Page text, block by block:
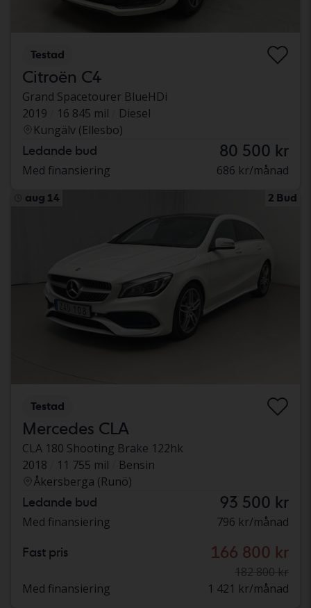
Testad
Citroën C4
Grand Spacetourer BlueHDi
2019
16 845 mil
Diesel
Kungälv (Ellesbo)
Ledande bud 80 500 kr
Med finansiering 686 kr/månad
aug 14 2 Bud
Testad
Mercedes CLA
CLA 180 Shooting Brake 122hk
2018
11 755 mil
Bensin
Åkersberga (Runö)
Ledande bud 93 500 kr
Med finansiering 796 kr/månad
Fast pris 166 800 kr
182 800 kr
Med finansiering
1 421 kr/månad